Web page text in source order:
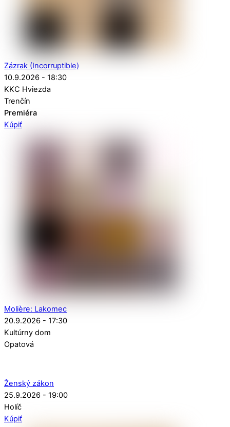
Zázrak (Incorruptible)
10.9.2026 - 18:30
KKC Hviezda
Trenčín
Premiéra
Kúpiť
Molière: Lakomec
20.9.2026 - 17:30
Kultúrny dom
Opatová
Ženský zákon
25.9.2026 - 19:00
Holíč
Kúpiť